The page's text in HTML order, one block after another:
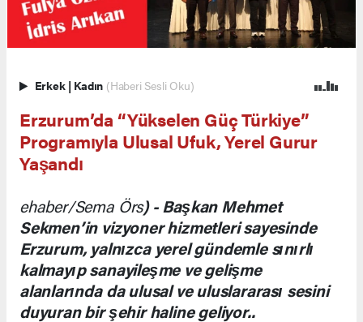
Erkek | Kadın (Haberi Sesli Oku)
Erzurum’da “Yükselen Güç Türkiye”
Programıyla Ulusal Ufuk, Yerel Gurur
Yaşandı
ehaber/Sema Örs) - Başkan Mehmet
Sekmen’in vizyoner hizmetleri sayesinde
Erzurum, yalnızca yerel gündemle sınırlı
kalmayıp sanayileşme ve gelişme
alanlarında da ulusal ve uluslararası sesini
duyuran bir şehir haline geliyor..